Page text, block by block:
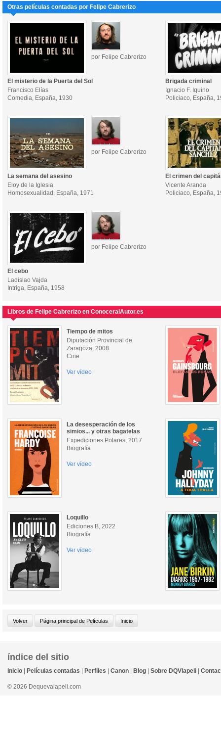
Otras películas contadas por Felipe Cabrerizo
por Felipe Cabrerizo
El misterio de la Puerta del Sol
Francisco Elías
Comedia, España, 1930
Brigada criminal
Ignacio F. Iquino
Policiaco, España,
por Felipe Cabrerizo
La semana del asesino
Eloy de la Iglesia
Homosexualidad, España, 1971
El crimen del
Vicente Aranda
Policiaco, España,
por Felipe Cabrerizo
El cebo
Ladislao Vajda
Intriga, España, 1958
Libros de Felipe Cabrerizo en ConoceralAutor.es
Tiempo de mitos
Diputación Provincial de
Zaragoza, 2008
Cine
Ver vídeo
La desesperación de los
simios... y otras bagatelas
Expediciones Polares, 2017
Biografía
Ver vídeo
Loquillo
Ediciones B, 2022
Biografía
Ver vídeo
índice del sitio
Inicio Películas contadas Perfiles Canon Blog Sobre DQVlapeli
© 2026 Dequevalapeli.com